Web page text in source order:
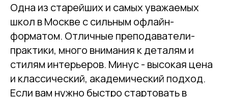
Одна из старейших и самых уважаемых
школ в Москве с сильным офлайн-
форматом. Отличные преподаватели-
практики, много внимания к деталям и
стилям интерьеров. Минус - высокая цена
и классический, академический подход.
Если вам нужно быстро стартовать в